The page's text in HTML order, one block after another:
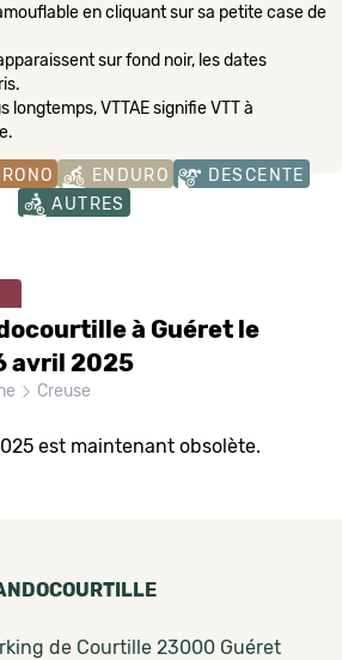
en cliquant sur sa petite case de
sur fond noir, les dates
longtemps, VTTAE signifie VTT à
ENDURO
DESCENTE
AUTRES
à Guéret le
avril 2025
Creuse
est maintenant obsolète.
de Courtille 23000 Guéret